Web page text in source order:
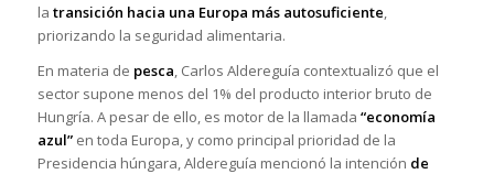
la transición hacia una Europa más autosuficiente
priorizando la seguridad alimentaria.
En materia de pesca , Carlos Aldereguía contextualizó que el
sector supone menos del 1% del producto interior bruto de
Hungría. A pesar de ello, es motor de la llamada “economía
azul”en toda Europa, y como principal prioridad de la
Presidencia húngara, Aldereguía mencionó la intención de